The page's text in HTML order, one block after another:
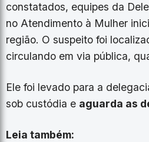
constatados, equipes da
no Atendimento à Mulher
região. O suspeito foi
circulando em via pública,
Ele foi levado para a
sob custódia e aguarda as
Leia também: